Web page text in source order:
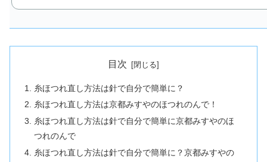
目次
糸ほつれ直し方法は針で自分で簡単に？
糸ほつれ直し方法は京都みすやのほつれのんで！
糸ほつれ直し方法は針で自分で簡単に京都みすやのほ
つれのんで
糸ほつれ直し方法は針で自分で簡単に？京都みすやの